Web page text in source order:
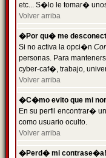
etc... S�lo le tomar�
Volver arriba
�Por qu� me
Si no activa la opci�n
personas. Para
cyber-caf�, trabajo,
Volver arriba
�C�mo evito que mi
En su perfil encontrar�
como usuario oculto.
Volver arriba
�Perd� mi contrase�a!